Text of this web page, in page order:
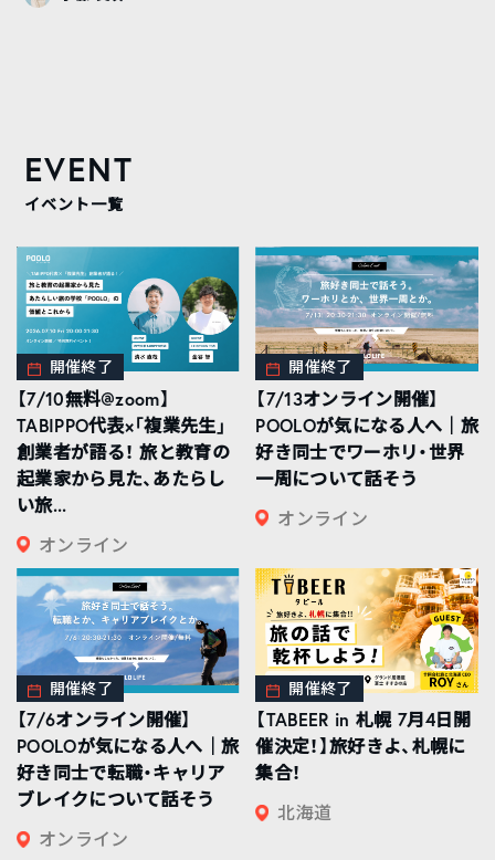
EVENT
イベント一覧
開催終了
【7/10無料@zoom】
TABIPPO代表×「複業先生」
創業者が語る！ 旅と教育の
起業家から見た、あたらし
い旅...
オンライン
開催終了
【7/13オンライン開催】
POOLOが気になる人へ｜旅
好き同士でワーホリ・世界
一周について話そう
オンライン
開催終了
【7/6オンライン開催】
POOLOが気になる人へ｜旅
好き同士で転職・キャリア
ブレイクについて話そう
オンライン
開催終了
【TABEER in 札幌 7月4日開
催決定！】旅好きよ、札幌に
集合！
北海道